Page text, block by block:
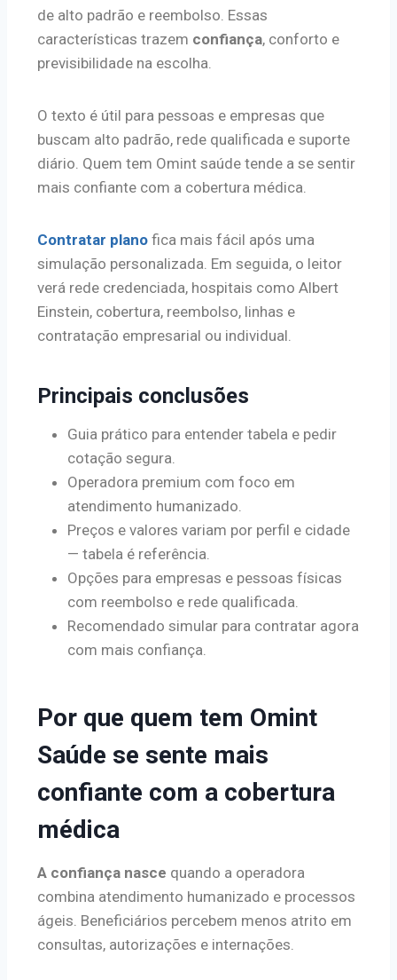
de alto padrão e reembolso. Essas
características trazem confiança, conforto e
previsibilidade na escolha.
O texto é útil para pessoas e empresas que
buscam alto padrão, rede qualificada e suporte
diário. Quem tem Omint saúde tende a se sentir
mais confiante com a cobertura médica.
Contratar plano fica mais fácil após uma
simulação personalizada. Em seguida, o leitor
verá rede credenciada, hospitais como Albert
Einstein, cobertura, reembolso, linhas e
contratação empresarial ou individual.
Principais conclusões
Guia prático para entender tabela e pedir
cotação segura.
Operadora premium com foco em
atendimento humanizado.
Preços e valores variam por perfil e cidade
— tabela é referência.
Opções para empresas e pessoas físicas
com reembolso e rede qualificada.
Recomendado simular para contratar agora
com mais confiança.
Por que quem tem Omint
Saúde se sente mais
confiante com a cobertura
médica
A confiança nasce quando a operadora
combina atendimento humanizado e processos
ágeis. Beneficiários percebem menos atrito em
consultas, autorizações e internações.